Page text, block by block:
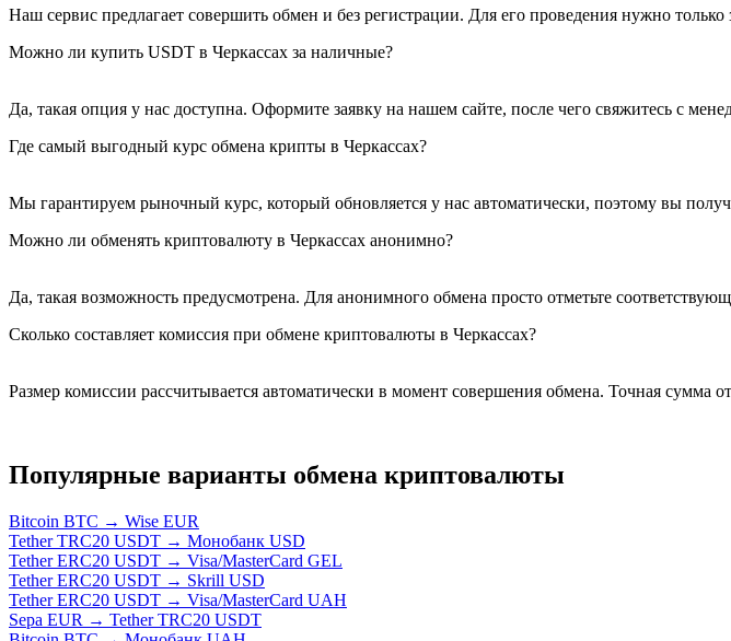
Наш сервис предлагает совершить обмен и без регистрации. Для его проведения нужно
Можно ли купить USDT в Черкассах за наличные?
Да, такая опция у нас доступна. Оформите заявку на нашем сайте, после чего свяжитесь с
Где самый выгодный курс обмена крипты в Черкассах?
Мы гарантируем рыночный курс, который обновляется у нас автоматически, поэтому вы
Можно ли обменять криптовалюту в Черкассах анонимно?
Да, такая возможность предусмотрена. Для анонимного обмена просто отметьте
Сколько составляет комиссия при обмене криптовалюты в Черкассах?
Размер комиссии рассчитывается автоматически в момент совершения обмена. Точная сумма
Популярные варианты обмена криптовалюты
Bitcoin BTC → Wise EUR
Tether TRC20 USDT → Монобанк USD
Tether ERC20 USDT → Visa/MasterCard GEL
Tether ERC20 USDT → Skrill USD
Tether ERC20 USDT → Visa/MasterCard UAH
Sepa EUR → Tether TRC20 USDT